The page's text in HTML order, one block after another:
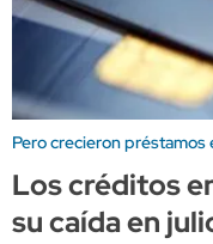
Pero crecieron préstamos
Los créditos
su caída en